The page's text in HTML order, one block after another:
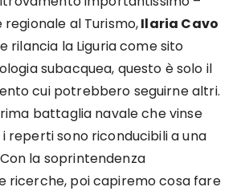
regionale al Turismo,Ilaria Cavo
rilancia la Liguria come sito
subacquea, questo è solo il
cui potrebbero seguirne altri.
battaglia navale che vinse
i reperti sono riconducibili a una
la soprintendenza
ricerche, poi capiremo cosa fare